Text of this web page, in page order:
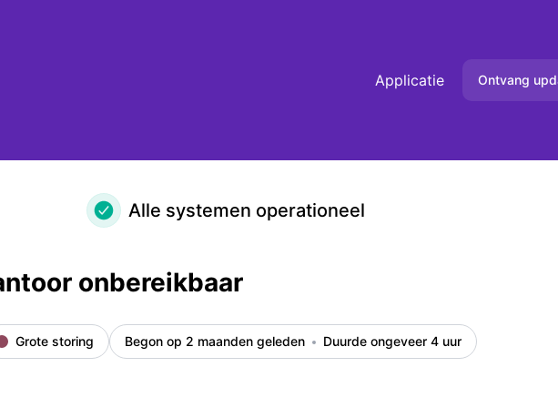
Applicatie Ontvang
Alle systemen operationeel
onbereikbaar
Grote storing Begon op 2 maanden geleden Duurde ongeveer 4 uur